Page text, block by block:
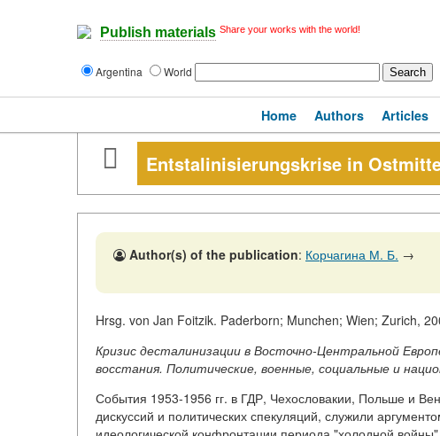
Publish materials Share your works with the world!
Argentina World
Home Authors Articles
Entstalinisierungskrise in
Author(s) of the publication: Корчагина М. Б. →
Hrsg. von Jan Foitzik. Paderborn; Munchen; Wien; Zurich,
Кризис десталинизации в Восточно-Центральной
восстания. Политические, военные, социальные и
События 1953-1956 гг. в ГДР, Чехословакии, Польше и
дискуссий и политических спекуляций, служили